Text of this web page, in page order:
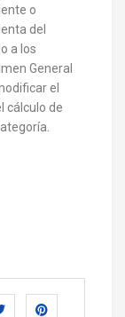
o
del
a los
General
el
cálculo de